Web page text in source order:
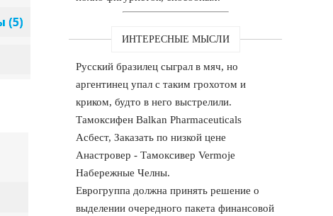
ИНТЕРЕСНЫЕ МЫСЛИ
Русский бразилец сыграл в мяч, но
аргентинец упал с таким грохотом и
криком, будто в него выстрелили.
Тамоксифен Balkan Pharmaceuticals
Асбест, Заказать по низкой цене
Анастровер - Тамоксивер Vermoje
Набережные Челны.
Еврогруппа должна принять решение о
выделении очередного пакета финансовой